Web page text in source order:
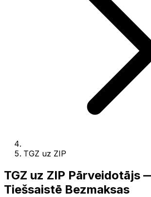
TGZ uz ZIP
TGZ uz ZIP Pārveidotājs
Tiešsaistē Bezmaksas